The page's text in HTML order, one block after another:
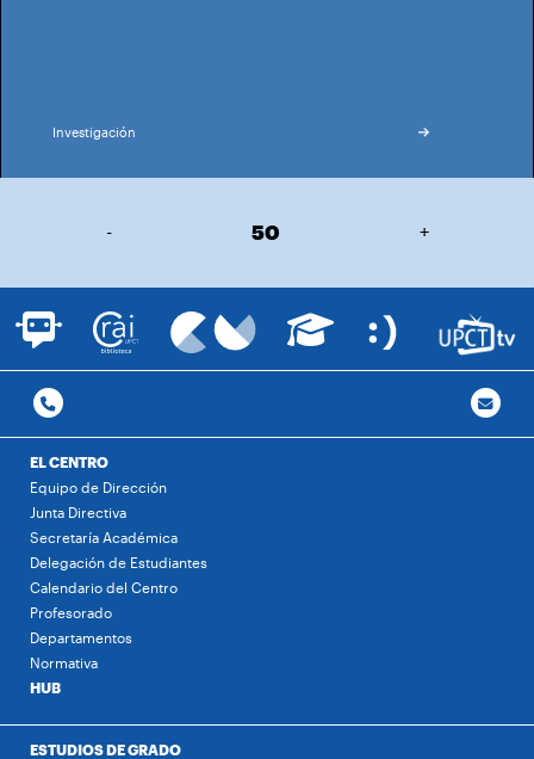
Investigación
- 50 +
EL CENTRO
Equipo de Dirección
Junta Directiva
Secretaría Académica
Delegación de Estudiantes
Calendario del Centro
Profesorado
Departamentos
Normativa
HUB
ESTUDIOS DE GRADO